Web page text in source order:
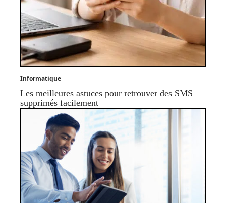
Informatique
Les meilleures astuces pour retrouver des SMS
supprimés facilement